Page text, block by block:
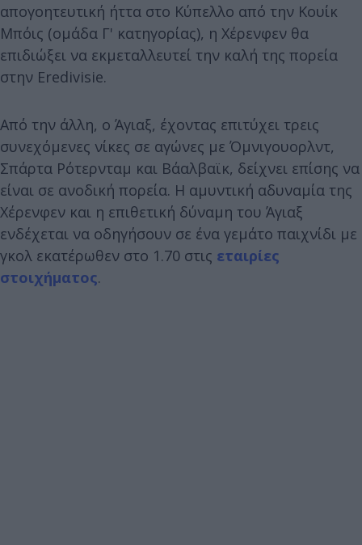
απογοητευτική ήττα στο Κύπελλο από την Κουίκ
Μπόις (ομάδα Γ' κατηγορίας), η Χέρενφεν θα
επιδιώξει να εκμεταλλευτεί την καλή της πορεία
στην Eredivisie.
Από την άλλη, ο Άγιαξ, έχοντας επιτύχει τρεις
συνεχόμενες νίκες σε αγώνες με Όμνιγουορλντ,
Σπάρτα Ρότερνταμ και Βάαλβαϊκ, δείχνει επίσης να
είναι σε ανοδική πορεία. Η αμυντική αδυναμία της
Χέρενφεν και η επιθετική δύναμη του Άγιαξ
ενδέχεται να οδηγήσουν σε ένα γεμάτο παιχνίδι με
γκολ εκατέρωθεν στο 1.70 στις εταιρίες
στοιχήματος.